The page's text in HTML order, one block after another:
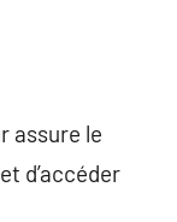
assure le
d’accéder